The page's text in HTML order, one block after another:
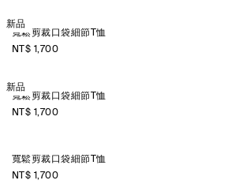
新品
寬鬆剪裁口袋細節T恤
NT$ 1,700
新品
寬鬆剪裁口袋細節T恤
NT$ 1,700
寬鬆剪裁口袋細節T恤
NT$ 1,700